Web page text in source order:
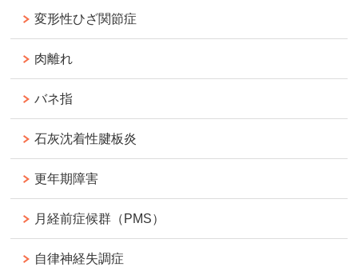
変形性ひざ関節症
肉離れ
バネ指
石灰沈着性腱板炎
更年期障害
月経前症候群（PMS）
自律神経失調症